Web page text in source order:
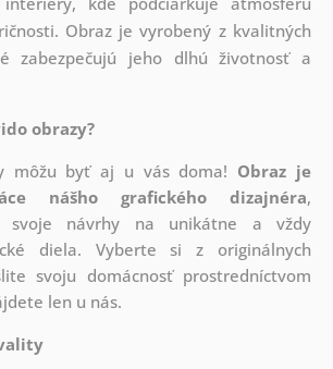
Obraz je vyrobený z kvalitných
zabezpečujú jeho dlhú životnosť a
obrazy?
môžu byť aj u vás doma! Obraz je
nášho grafického dizajnéra,
svoje návrhy na unikátne a vždy
diela. Vyberte si z originálnych
svoju domácnosť prostredníctvom
len u nás.